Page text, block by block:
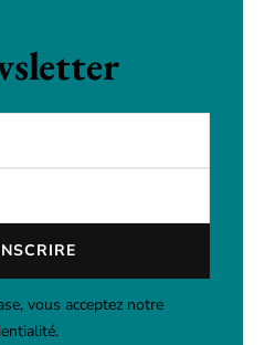
vous acceptez notre